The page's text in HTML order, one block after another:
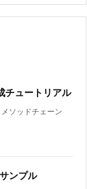
チュートリアル
ソッドチェーン
ンプル